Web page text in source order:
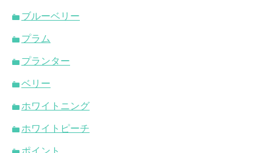
ブルーベリー
プラム
プランター
ベリー
ホワイトニング
ホワイトピーチ